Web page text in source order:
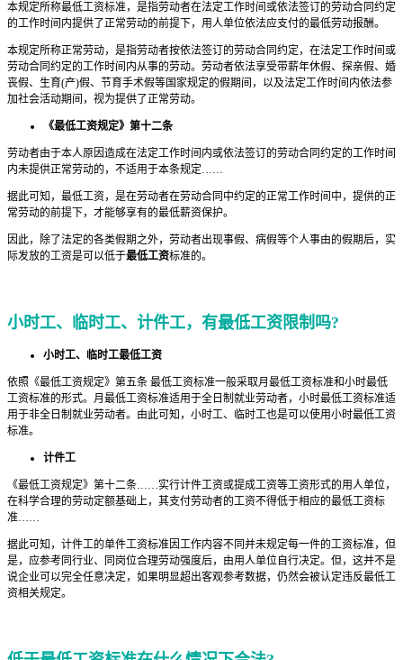
本规定所称最低工资标准，是指劳动者在法定工作时间或依法签订的劳动合同约定
的工作时间内提供了正常劳动的前提下，用人单位依法应支付的最低劳动报酬。
本规定所称正常劳动，是指劳动者按依法签订的劳动合同约定，在法定工作时间或
劳动合同约定的工作时间内从事的劳动。劳动者依法享受带薪年休假、探亲假、婚
丧假、生育(产)假、节育手术假等国家规定的假期间，以及法定工作时间内依法参
加社会活动期间，视为提供了正常劳动。
《最低工资规定》第十二条
劳动者由于本人原因造成在法定工作时间内或依法签订的劳动合同约定的工作时间
内未提供正常劳动的，不适用于本条规定……
据此可知，最低工资，是在劳动者在劳动合同中约定的正常工作时间中，提供的正
常劳动的前提下，才能够享有的最低薪资保护。
因此，除了法定的各类假期之外，劳动者出现事假、病假等个人事由的假期后，实
际发放的工资是可以低于最低工资标准的。
小时工、临时工、计件工，有最低工资限制吗?
小时工、临时工最低工资
依照《最低工资规定》第五条 最低工资标准一般采取月最低工资标准和小时最低
工资标准的形式。月最低工资标准适用于全日制就业劳动者，小时最低工资标准适
用于非全日制就业劳动者。由此可知，小时工、临时工也是可以使用小时最低工资
标准。
计件工
《最低工资规定》第十二条……实行计件工资或提成工资等工资形式的用人单位，
在科学合理的劳动定额基础上，其支付劳动者的工资不得低于相应的最低工资标
准……
据此可知，计件工的单件工资标准因工作内容不同并未规定每一件的工资标准，但
是，应参考同行业、同岗位合理劳动强度后，由用人单位自行决定。但，这并不是
说企业可以完全任意决定，如果明显超出客观参考数据，仍然会被认定违反最低工
资相关规定。